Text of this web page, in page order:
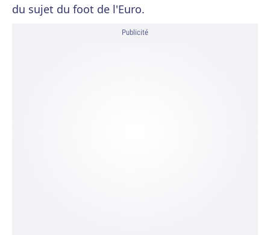
du sujet du foot de l'Euro.
Publicité